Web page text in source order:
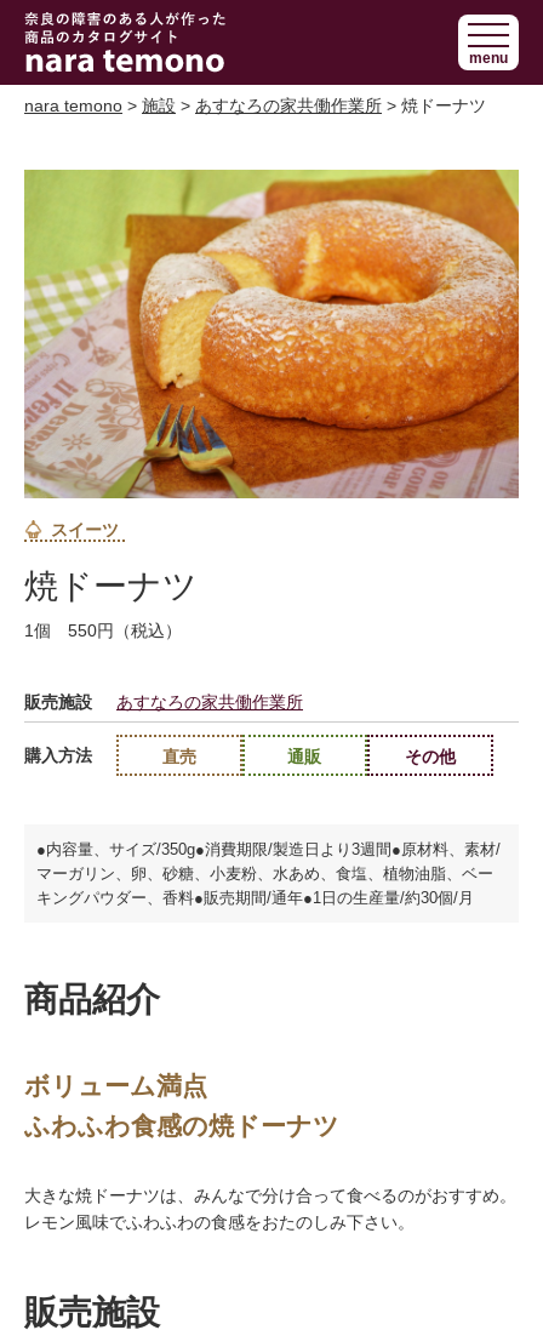
奈良で障害の
ある人の手作
り商品 nara
menu
nara temono > 施設 > あすなろの家共働作業所 > 焼ドーナツ
スイーツ
焼ドーナツ
1個 550円（税込）
販売施設 あすなろの家共働作業所
購入方法 直売 通販 その他
●内容量、サイズ/350g●消費期限/製造日より3週間●原材料、素材/
マーガリン、卵、砂糖、小麦粉、水あめ、食塩、植物油脂、ベー
キングパウダー、香料●販売期間/通年●1日の生産量/約30個/月
商品紹介
ボリューム満点
ふわふわ食感の焼ドーナツ
大きな焼ドーナツは、みんなで分け合って食べるのがおすすめ。
レモン風味でふわふわの食感をおたのしみ下さい。
販売施設